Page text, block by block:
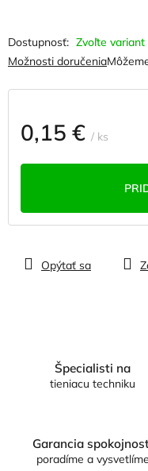
Zvoľte variant
Možnosti doručenia
0,15 € / ks
Opýtať sa
Špecialisti na
tieniacu techniku
Garancia
poradíme a vysvetlíme